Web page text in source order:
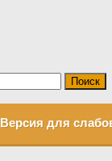
Версия для